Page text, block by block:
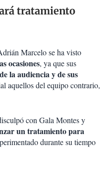
tratamiento
Marcelo se ha visto
ocasiones, ya que sus
la audiencia y de sus
aquellos del equipo contrario,
con Gala Montes y
un tratamiento para
durante su tiempo